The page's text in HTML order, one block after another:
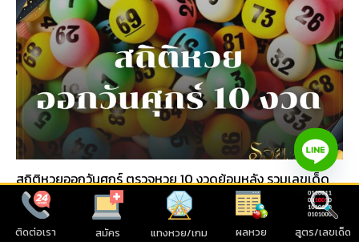
สถิติหวยออกวันศุกร์ ตรวจหวย 10 งวดย้อนหลัง รวมเลขเด็ด
พารวย
03/10/2025
ติดต่อเรา สมัคร แทงหวย/เกม ผลหวย สูตร/เลขเด็ด